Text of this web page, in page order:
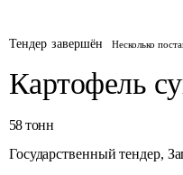
Тендер завершён Несколько
Картофель
58 тонн
Государственный тендер,